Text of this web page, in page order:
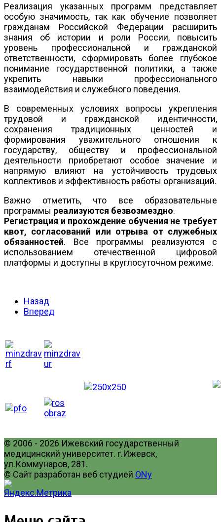
Реализация указанных программ представляет
особую значимость, так как обучение позволяет
гражданам Российской Федерации расширить
знания об истории и роли России, повысить
уровень профессиональной и гражданской
ответственности, сформировать более глубокое
понимание государственной политики, а также
укрепить навыки профессионального
взаимодействия и служебного поведения.
В современных условиях вопросы укрепления
трудовой и гражданской идентичности,
сохранения традиционных ценностей и
формирования уважительного отношения к
государству, обществу и профессиональной
деятельности приобретают особое значение и
напрямую влияют на устойчивость трудовых
коллективов и эффективность работы организаций.
Важно отметить, что все образовательные
программы реализуются безвозмездно.
Регистрация и прохождение обучения не требует
квот, согласований или отрыва от служебных
обязанностей. Все программы реализуются с
использованием отечественной цифровой
платформы и доступны в круглосуточном режиме.
Назад
Вперед
© 2006 - 2026 Ижевский государственный
медицинский университет. г.Ижевск,
ул.Коммунаров, 281.
© Сайт разработан веб студией ONy